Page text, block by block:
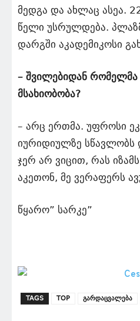
მედგა და ახლაც ასეა.
წელი უსრულდება.
დარგში აკადემიკოსი
– შვილებიდან
მსახიობობა?
– არც ერთმა. უფროსი
იურიდიულზე სწავლობს
ჯერ არ ვიცით, რას
აკეთონ, მე ვერაფერს
წყარო” სარკე”
TAGS TOP გარდაცვალება